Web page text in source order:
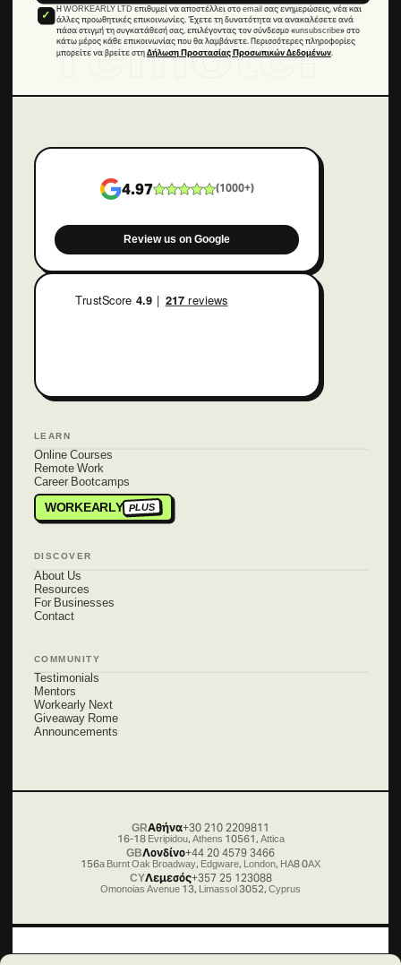
remote.
Η WORKEARLY LTD επιθυμεί να αποστέλλει στο email σας ενημερώσεις, νέα και
άλλες προωθητικές επικοινωνίες. Έχετε τη δυνατότητα να ανακαλέσετε ανά
πάσα στιγμή τη συγκατάθεσή σας, επιλέγοντας τον σύνδεσμο «unsubscribe» στο
κάτω μέρος κάθε επικοινωνίας που θα λαμβάνετε. Περισσότερες πληροφορίες
μπορείτε να βρείτε στηΔήλωση Προστασίας Προσωπικών Δεδομένων.
4.97 (1000+)
Review us on Google
LEARN
Online Courses
Remote Work
Career Bootcamps
WORKEARLY PLUS
DISCOVER
About Us
Resources
For Businesses
Contact
COMMUNITY
Testimonials
Mentors
Workearly Next
Giveaway Rome
Announcements
GRΑθήνα+30 210 2209811
16-18 Evripidou, Athens 10561, Attica
GBΛονδίνο+44 20 4579 3466
156a Burnt Oak Broadway, Edgware, London, HA8 0AX
CYΛεμεσός+357 25 123088
Omonoias Avenue 13, Limassol 3052, Cyprus